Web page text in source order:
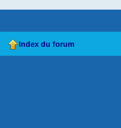
Index du forum